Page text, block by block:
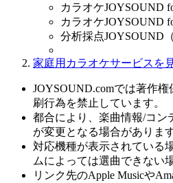
カラオケJOYSOUND
カラオケJOYSOUND
分析採点JOYSOUND
家庭用カラオケサービスを
JOYSOUND.comでは著作
刷行為を禁止しています。
都合により、楽曲情報/コン
が変更となる場合があります
対応機種が表示されている
ムによっては選曲できない
リンク先のApple Musicや